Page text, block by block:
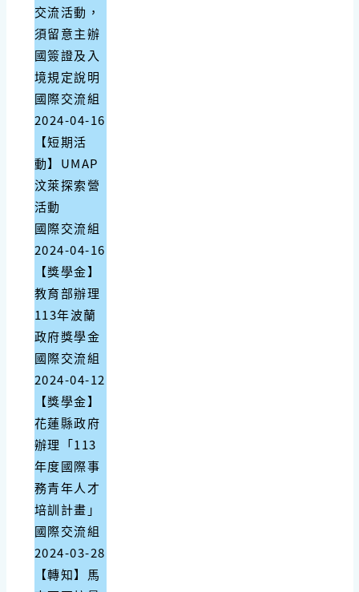
交流活動，
須留意主辦
國簽證及入
境規定說明
國際交流組
2024-04-16
【短期活
動】UMAP
汶萊探索營
活動
國際交流組
2024-04-16
【獎學金】
教育部辦理
113年波蘭
政府獎學金
國際交流組
2024-04-12
【獎學金】
花蓮縣政府
辦理「113
年度國際事
務青年人才
培訓計畫」
國際交流組
2024-03-28
【轉知】馬